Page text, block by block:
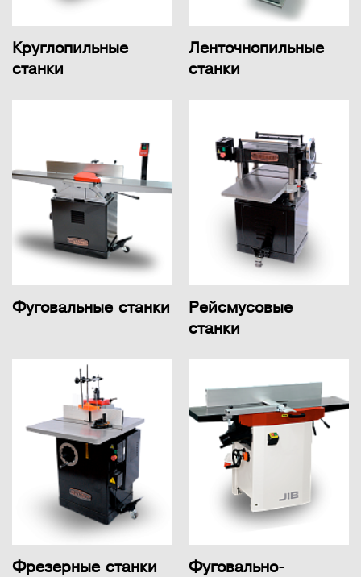
Круглопильные
станки
Ленточнопильные
станки
Фуговальные станки
Рейсмусовые
станки
Фрезерные станки
Фуговально-